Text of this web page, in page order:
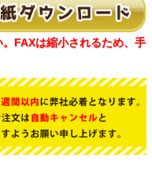
FAXは縮小されるため、手